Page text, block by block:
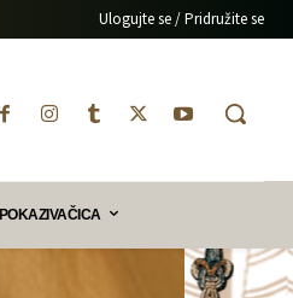
Ulogujte se / Pridružite se
POKAZIVAČICA